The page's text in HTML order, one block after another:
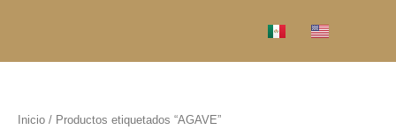
Inicio / Productos etiquetados “AGAVE”